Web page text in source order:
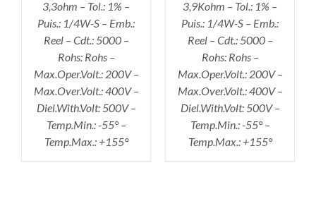
3,3ohm – Tol.: 1% –
Puis.: 1/4W-S – Emb.:
Reel – Cdt.: 5000 –
Rohs: Rohs –
Max.Oper.Volt.: 200V –
Max.Over.Volt.: 400V –
Diel.With.Volt: 500V –
Temp.Min.: -55° –
Temp.Max.: +155°
3,9Kohm – Tol.: 1% –
Puis.: 1/4W-S – Emb.:
Reel – Cdt.: 5000 –
Rohs: Rohs –
Max.Oper.Volt.: 200V –
Max.Over.Volt.: 400V –
Diel.With.Volt: 500V –
Temp.Min.: -55° –
Temp.Max.: +155°